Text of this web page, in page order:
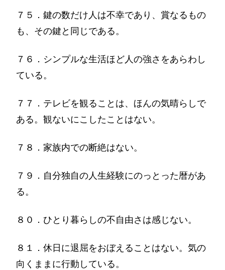
７５．鍵の数だけ人は不幸であり、賞なるもの
も、その鍵と同じである。
７６．シンプルな生活ほど人の強さをあらわし
ている。
７７．テレビを観ることは、ほんの気晴らしで
ある。観ないにこしたことはない。
７８．家族内での断絶はない。
７９．自分独自の人生経験にのっとった暦があ
る。
８０．ひとり暮らしの不自由さは感じない。
８１．休日に退屈をおぼえることはない。気の
向くままに行動している。